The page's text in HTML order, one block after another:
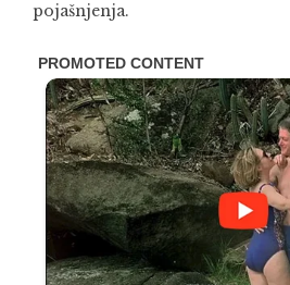
pojašnjenja.